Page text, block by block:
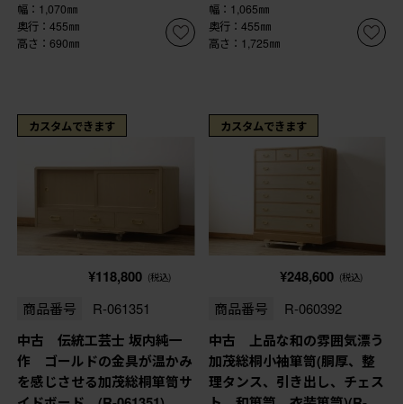
幅：1,070㎜
奥行：455㎜
高さ：690㎜
幅：1,065㎜
奥行：455㎜
高さ：1,725㎜
カスタムできます
¥118,800 (税込)
商品番号 R-061351
中古 伝統工芸士 坂内純一
作 ゴールドの金具が温かみ
を感じさせる加茂総桐箪笥サ
カスタムできます
¥248,600 (税込)
商品番号 R-060392
中古 上品な和の雰囲気漂う
加茂総桐小袖箪笥(胴厚、整
理タンス、引き出し、チェス